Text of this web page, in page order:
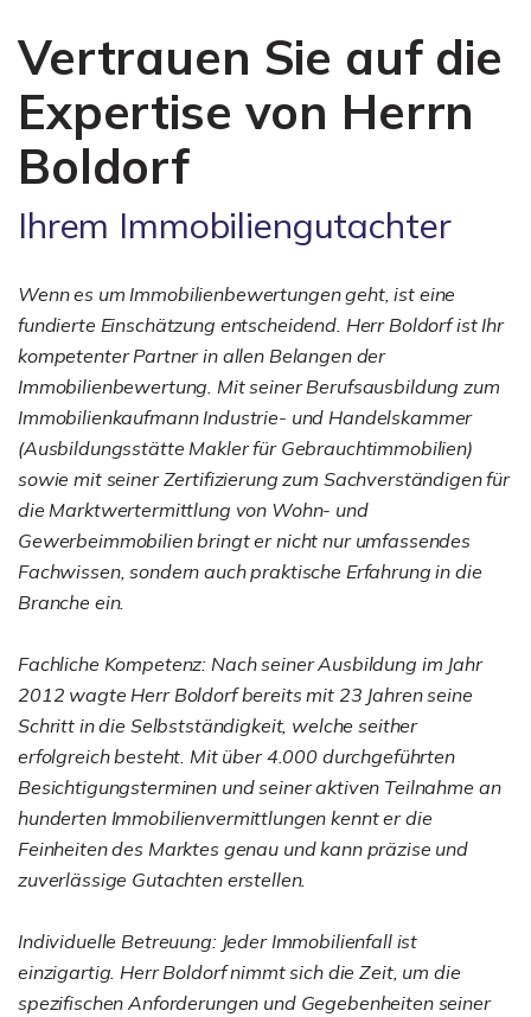
Vertrauen Sie auf die
Expertise von Herrn
Boldorf
Ihrem Immobiliengutachter
Wenn es um Immobilienbewertungen geht, ist eine
fundierte Einschätzung entscheidend. Herr Boldorf ist Ihr
kompetenter Partner in allen Belangen der
Immobilienbewertung. Mit seiner Berufsausbildung zum
Immobilienkaufmann Industrie- und Handelskammer
(Ausbildungsstätte Makler für Gebrauchtimmobilien)
sowie mit seiner Zertifizierung zum Sachverständigen für
die Marktwertermittlung von Wohn- und
Gewerbeimmobilien bringt er nicht nur umfassendes
Fachwissen, sondern auch praktische Erfahrung in die
Branche ein.
Fachliche Kompetenz: Nach seiner Ausbildung im Jahr
2012 wagte Herr Boldorf bereits mit 23 Jahren seine
Schritt in die Selbstständigkeit, welche seither
erfolgreich besteht. Mit über 4.000 durchgeführten
Besichtigungsterminen und seiner aktiven Teilnahme an
hunderten Immobilienvermittlungen kennt er die
Feinheiten des Marktes genau und kann präzise und
zuverlässige Gutachten erstellen.
Individuelle Betreuung: Jeder Immobilienfall ist
einzigartig. Herr Boldorf nimmt sich die Zeit, um die
spezifischen Anforderungen und Gegebenheiten seiner